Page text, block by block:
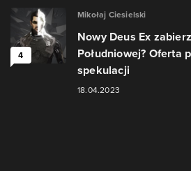
4
Mikołaj Ciesielski
Nowy Deus Ex
Południowej? Oferta
spekulacji
18.04.2023